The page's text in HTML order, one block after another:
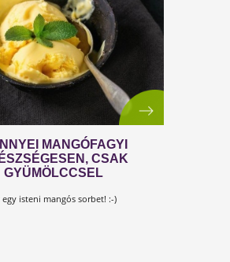
NARANCSFAGYI
A legjobb frissítő forró napokra!